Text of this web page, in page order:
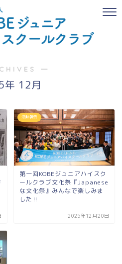
―
年 12月
活動報告
第一回KOBEジュニアハイスク
ールクラブ文化祭『Japanese
な文化祭』みんなで楽しみま
した‼
2025年12月20日